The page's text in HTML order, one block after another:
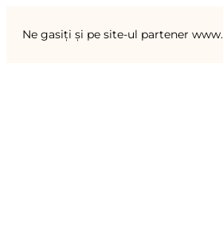
Ne gasiți și pe site-ul partener